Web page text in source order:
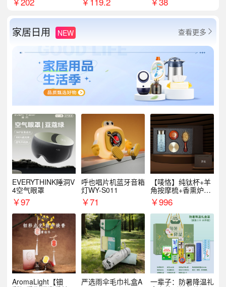
家居日用 NEW 查看更多 
EVERYTHINK睡洞V
4空气眼罩
￥97
呼也唱片机蓝牙音箱
灯WY-S011
￥71
【唛恪】纯钛杯+羊
角按摩梳+香熏炉
+气垫梳
￥996
AromaLight【钿
严选雨伞毛巾礼盒A
一辈子：防暑降温礼